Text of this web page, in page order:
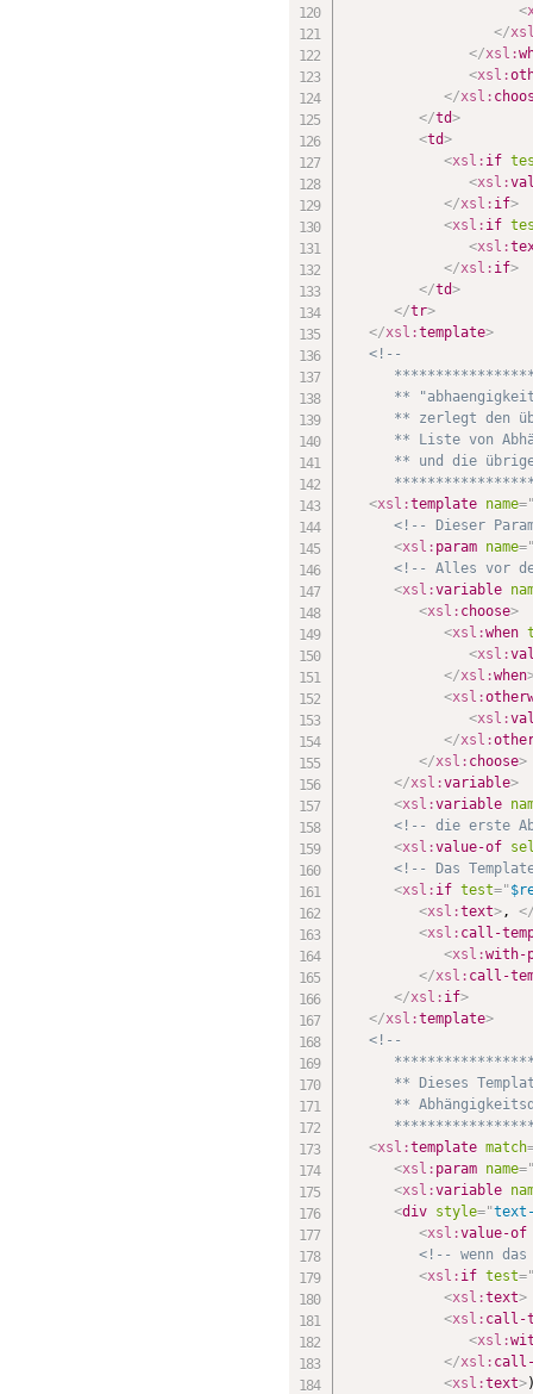
<
</
</xsl:
<xsl:
</xsl:
</td>
<td>
<xsl: if
<xsl:
</xsl: if>
<xsl: if
<xsl:
</xsl: if>
</td>
</tr>
</xsl:template>
<!--
**
** zerlegt den
** Liste von
** und die
<xsl:template name=
<!-- Dieser
<xsl: param name=
<!-- Alles vor
<xsl:variable
<xsl: choose>
<xsl:when
<xsl:
</xsl:when
<xsl:
<xsl:
</xsl:
</xsl: choose>
</xsl:variable>
<xsl:variable
<!-- die erste
<xsl:value-of
<!-- Das
<xsl: if test="
<xsl:text>,
<xsl: call-
<xsl:with-
</xsl: call-
</xsl: if>
</xsl:template>
<!--
** Dieses
**
<xsl:template match
<xsl: param name=
<xsl:variable
<div style="text-
<xsl:value-of
<!-- wenn
<xsl: if test=
<xsl:text>
<xsl: call-
<xsl:
</xsl: call-
<xsl:text>